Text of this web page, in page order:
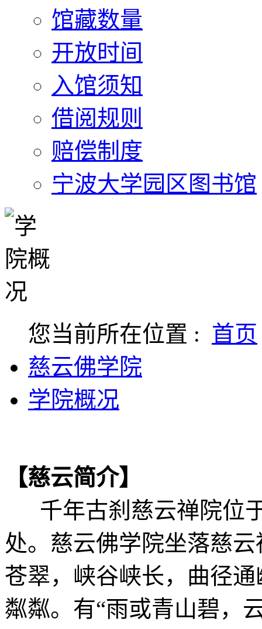
馆藏数量
开放时间
入馆须知
借阅规则
赔偿制度
宁波大学园区图书馆
您当前所在位置 : 首页
慈云佛学院
学院概况
【慈云简介】
千年古刹慈云禅院位
处。慈云佛学院坐落慈
苍翠，峡谷峡长，曲径
粼粼。有“雨或青山碧，